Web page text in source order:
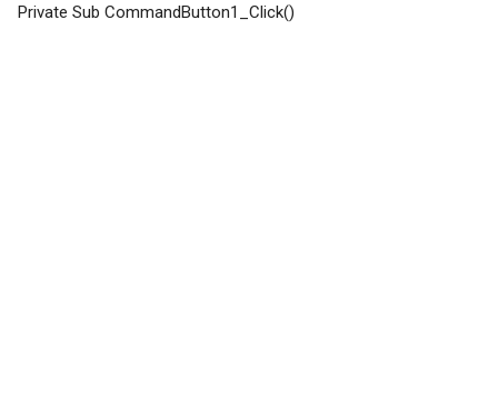
Private Sub CommandButton1_Click()